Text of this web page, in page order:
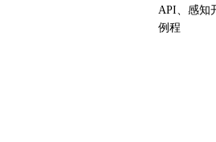
API、感知
例程